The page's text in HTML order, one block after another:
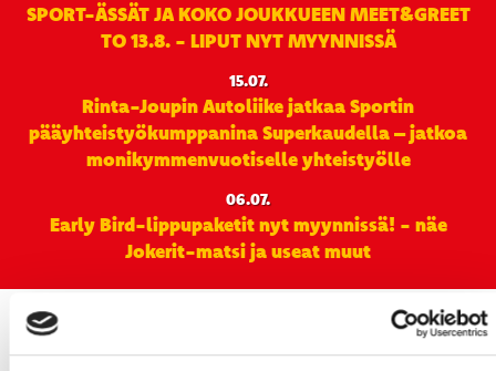
SPORT-ÄSSÄT JA KOKO JOUKKUEEN MEET&GREET
TO 13.8. - LIPUT NYT MYYNNISSÄ
15.07.
Rinta-Joupin Autoliike jatkaa Sportin
pääyhteistyökumppanina Superkaudella – jatkoa
monikymmenvuotiselle yhteistyölle
06.07.
Early Bird-lippupaketit nyt myynnissä! - näe
Jokerit-matsi ja useat muut